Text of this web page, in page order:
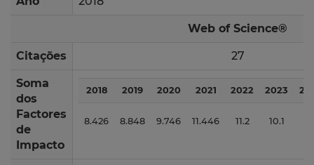
Web of Science®
Citações 27
Soma
dos
Factores
de
Impacto
2018 2019 2020 2021 2022 2023
8.426 8.848 9.746 11.446 11.2 10.1